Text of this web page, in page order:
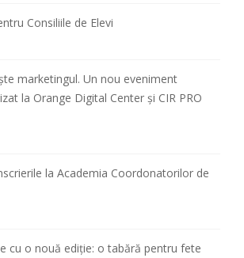
Consiliile de Elevi
marketingul. Un nou eveniment
la Orange Digital Center și CIR PRO
la Academia Coordonatorilor de
cu o nouă ediție: o tabără pentru fete